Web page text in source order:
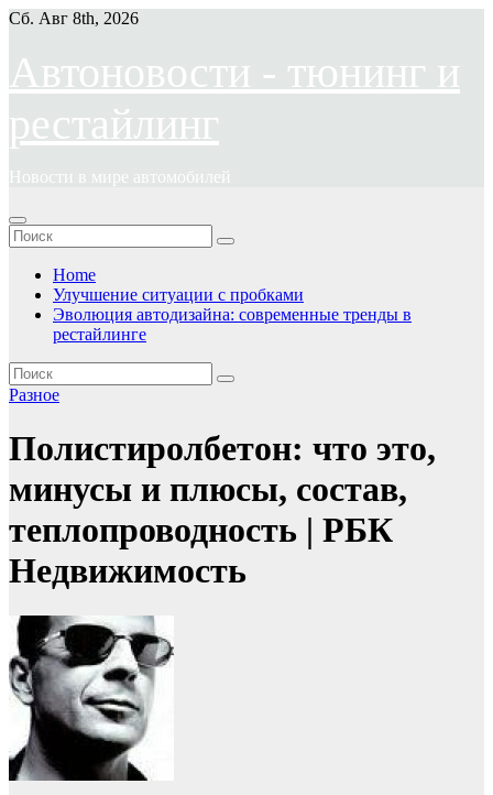
Перейти
содержимому
Сб. Авг 8th, 2026
Автоновости - тюнинг и
рестайлинг
Новости в мире автомобилей
Home
Улучшение ситуации с пробками
Эволюция автодизайна: современные тренды в
рестайлинге
Разное
Полистиролбетон: что это,
минусы и плюсы, состав,
теплопроводность | РБК
Недвижимость